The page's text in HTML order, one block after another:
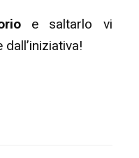
e saltarlo vi